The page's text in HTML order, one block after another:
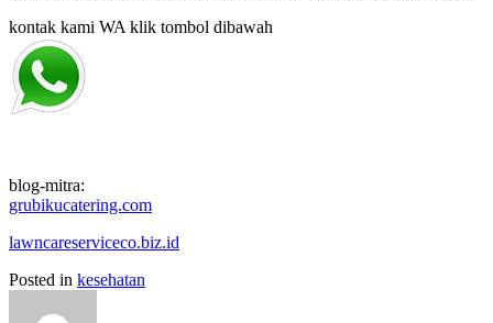
kontak kami WA klik tombol dibawah
blog-mitra:
grubikucatering.com
lawncareserviceco.biz.id
Posted in kesehatan